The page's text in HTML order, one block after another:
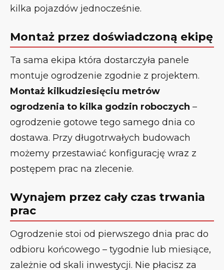
kilka pojazdów jednocześnie.
Montaż przez doświadczoną ekipę
Ta sama ekipa która dostarczyła panele
montuje ogrodzenie zgodnie z projektem.
Montaż kilkudziesięciu metrów
ogrodzenia to kilka godzin roboczych –
ogrodzenie gotowe tego samego dnia co
dostawa. Przy długotrwałych budowach
możemy przestawiać konfigurację wraz z
postępem prac na zlecenie.
Wynajem przez cały czas trwania
prac
Ogrodzenie stoi od pierwszego dnia prac do
odbioru końcowego – tygodnie lub miesiące,
zależnie od skali inwestycji. Nie płacisz za